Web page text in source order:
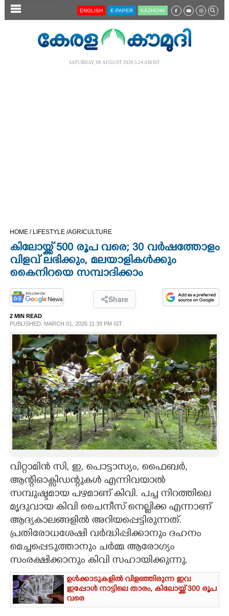
SECTIONS
OPINION
PHOTOS
LIFESTYLE
SPIRITUAL
INFO+
ART
ASTRO
CARTOONS
LITERATURE
ZOOM
CONTACT US
ENGLISH E-PAPER KĀZHCHA
SATURDAY, 08 AUGUST 2026 5.24 AM IST
HOME / LIFESTYLE /AGRICULTURE
കിലോയ്ക്ക് 500 രൂപ വരെ; 30 വർഷത്തോളം
വിളവ് ലഭിക്കും, മലയാളികൾക്കും
കെെനിറയെ സമ്പാദിക്കാം
Share
2 MIN READ
PUBLISHED: MARCH 01, 2026 11:39 PM IST
വി​റ്റാമിൻ സി,​ ഇ,​ പൊട്ടാസ്യം,​ ഫെെബ‌ർ,​
ആന്റിഓക്സിഡന്റുകൾ എന്നിവയാൽ
സമ്പുഷ്ടമായ പഴമാണ് കിവി. പച്ച നിറത്തിലെ
മൃദുവായ കിവി ചെെനീസ് നെല്ലിക്ക എന്നാണ്
ആദ്യകാലങ്ങളിൽ അറിയപ്പെട്ടിരുന്നത്.
പ്രതിരോധശേഷി വർദ്ധിപ്പിക്കാനും ദഹനം
മെച്ചപ്പെടുത്താനും ചർമ്മ ആരോഗ്യം
സംരക്ഷിക്കാനും കിവി സഹായിക്കുന്നു.
ഉൾക്കാടുകളിൽ വിളഞ്ഞിരുന്ന ഇവ
ഇപ്പോൾ നാട്ടിലെ താരം,​ കിലോയ്ക്ക് 300 രൂപ
വരെ